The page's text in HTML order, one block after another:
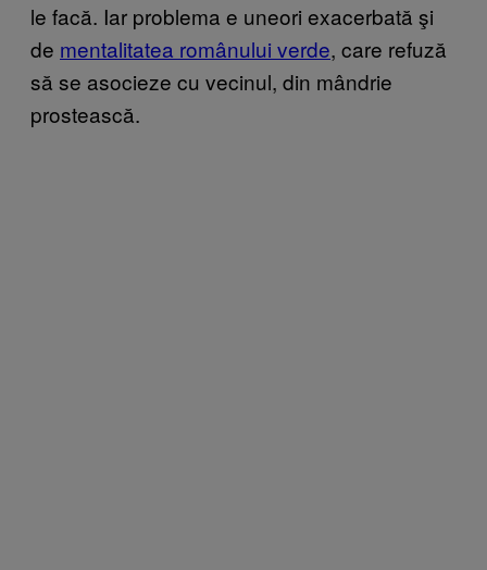
le facă. Iar problema e uneori exacerbată şi
de mentalitatea românului verde, care refuză
să se asocieze cu vecinul, din mândrie
prostească.